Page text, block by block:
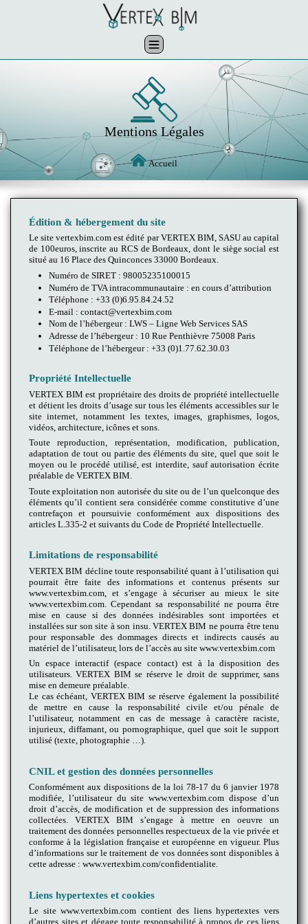
Mentions Légales
Accueil
Édition & hébergement du site
Le site vertexbim.com est édité par VERTEX BIM, SASU au capital
de 100euros, inscrite au RCS de Bordeaux, dont le siège social est
situé au 16 Place des Quinconces 33000 Bordeaux.
Numéro de SIRET : 98005235100015
Numéro de TVA intracommunautaire : en cours d’attribution
Téléphone : +33 (0)6.95.84.24.52
E-mail : contact@vertexbim.com
Nom de l’hébergeur : LWS – Ligne Web Services SAS
Adresse de l’hébergeur : 10 Rue Penthièvre 75008 Paris
Téléphone de l’hébergeur : +33 (0)1.77.62.30.03
Propriété Intellectuelle
VERTEX BIM est propriétaire des droits de propriété intellectuelle
et détient les droits d’usage sur tous les éléments accessibles sur le
site internet, notamment les textes, images, graphismes, logos,
vidéos, architecture, icônes et sons.
Toute reproduction, représentation, modification, publication,
adaptation de tout ou partie des éléments du site, quel que soit le
moyen ou le procédé utilisé, est interdite, sauf autorisation écrite
préalable de VERTEX BIM.
Toute exploitation non autorisée du site ou de l’un quelconque des
éléments qu’il contient sera considérée comme constitutive d’une
contrefaçon et poursuivie conformément aux dispositions des
articles L.335-2 et suivants du Code de Propriété Intellectuelle.
Limitations de responsabilité
VERTEX BIM décline toute responsabilité quant à l’utilisation qui
pourrait être faite des informations et contenus présents sur
www.vertexbim.com, et s’engage à sécuriser au mieux le site
www.vertexbim.com. Cependant sa responsabilité ne pourra être
mise en cause si des données indésirables sont importées et
installées sur son site à son insu. VERTEX BIM ne pourra être tenu
pour responsable des dommages directs et indirects causés au
matériel de l’utilisateur, lors de l’accès au site www.vertexbim.com
Un espace interactif (espace contact) est à la disposition des
utilisateurs. VERTEX BIM se réserve le droit de supprimer, sans
mise en demeure préalable.
Le cas échéant, VERTEX BIM se réserve également la possibilité
de mettre en cause la responsabilité civile et/ou pénale de
l’utilisateur, notamment en cas de message à caractère raciste,
injurieux, diffamant, ou pornographique, quel que soit le support
utilisé (texte, photographie …).
CNIL et gestion des données personnelles
Conformément aux dispositions de la loi 78-17 du 6 janvier 1978
modifiée, l’utilisateur du site www.vertexbim.com dispose d’un
droit d’accès, de modification et de suppression des informations
collectées. VERTEX BIM s’engage à mettre en oeuvre un
traitement des données personnelles respectueux de la vie privée et
conforme à la législation française et européenne en vigueur. Plus
d’informations sur le traitement de vos données sont disponibles à
cette adresse : www.vertexbim.com/confidentialite.
Liens hypertextes et cookies
Le site www.vertexbim.com contient des liens hypertextes vers
d’autres sites et dégage toute responsabilité à propos de ces liens